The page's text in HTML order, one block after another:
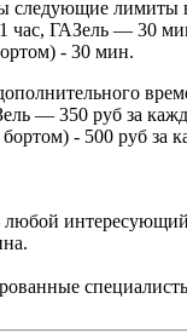
следующие лимиты
ГАЗель — 30
- 30 мин.
— 350 руб за
- 500 руб за